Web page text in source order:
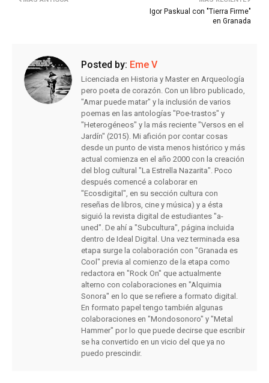
Igor Paskual con "Tierra Firme"
en Granada
Posted by: Eme V
Licenciada en Historia y Master en Arqueología
pero poeta de corazón. Con un libro publicado,
"Amar puede matar" y la inclusión de varios
poemas en las antologías "Poe-trastos" y
"Heterogéneos" y la más reciente "Versos en el
Jardín" (2015). Mi afición por contar cosas
desde un punto de vista menos histórico y más
actual comienza en el año 2000 con la creación
del blog cultural "La Estrella Nazarita". Poco
después comencé a colaborar en
"Ecosdigital", en su sección cultura con
reseñas de libros, cine y música) y a ésta
siguió la revista digital de estudiantes "a-
uned". De ahí a "Subcultura", página incluida
dentro de Ideal Digital. Una vez terminada esa
etapa surge la colaboración con "Granada es
Cool" previa al comienzo de la etapa como
redactora en "Rock On" que actualmente
alterno con colaboraciones en "Alquimia
Sonora" en lo que se refiere a formato digital.
En formato papel tengo también algunas
colaboraciones en "Mondosonoro" y "Metal
Hammer" por lo que puede decirse que escribir
se ha convertido en un vicio del que ya no
puedo prescindir.